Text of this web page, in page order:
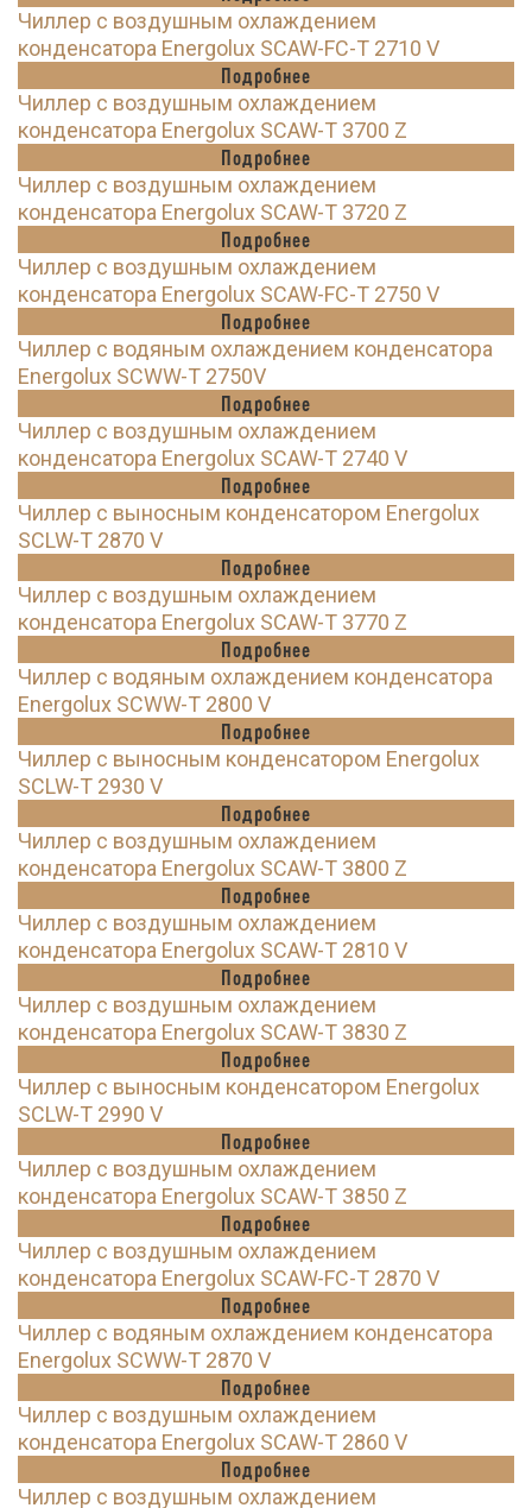
Чиллер с воздушным охлаждением
конденсатора Energolux SCAW-FC-T 2710 V
Подробнее
Чиллер с воздушным охлаждением
конденсатора Energolux SCAW-T 3700 Z
Подробнее
Чиллер с воздушным охлаждением
конденсатора Energolux SCAW-T 3720 Z
Подробнее
Чиллер с воздушным охлаждением
конденсатора Energolux SCAW-FC-T 2750 V
Подробнее
Чиллер с водяным охлаждением конденсатора
Energolux SCWW-T 2750V
Подробнее
Чиллер с воздушным охлаждением
конденсатора Energolux SCAW-T 2740 V
Подробнее
Чиллер с выносным конденсатором Energolux
SCLW-T 2870 V
Подробнее
Чиллер с воздушным охлаждением
конденсатора Energolux SCAW-T 3770 Z
Подробнее
Чиллер с водяным охлаждением конденсатора
Energolux SCWW-T 2800 V
Подробнее
Чиллер с выносным конденсатором Energolux
SCLW-T 2930 V
Подробнее
Чиллер с воздушным охлаждением
конденсатора Energolux SCAW-T 3800 Z
Подробнее
Чиллер с воздушным охлаждением
конденсатора Energolux SCAW-T 2810 V
Подробнее
Чиллер с воздушным охлаждением
конденсатора Energolux SCAW-T 3830 Z
Подробнее
Чиллер с выносным конденсатором Energolux
SCLW-T 2990 V
Подробнее
Чиллер с воздушным охлаждением
конденсатора Energolux SCAW-T 3850 Z
Подробнее
Чиллер с воздушным охлаждением
конденсатора Energolux SCAW-FC-T 2870 V
Подробнее
Чиллер с водяным охлаждением конденсатора
Energolux SCWW-T 2870 V
Подробнее
Чиллер с воздушным охлаждением
конденсатора Energolux SCAW-T 2860 V
Подробнее
Чиллер с воздушным охлаждением